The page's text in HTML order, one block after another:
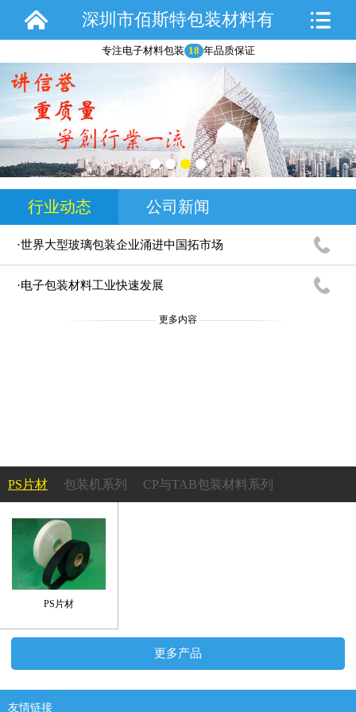
深圳市佰斯特包装材料有
限公司
专注电子材料包装 18 年品质保证
行业动态 公司新闻
·世界大型玻璃包装企业涌进中国拓市场
·电子包装材料工业快速发展
更多内容
PS片材 包装机系列 CP与TAB包装材料系列
成型机系列 PS吸塑托盘系列
承载带及上带系列
PS片材
更多产品
友情链接